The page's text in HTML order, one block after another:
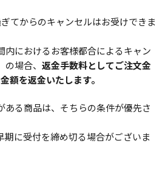
てからのキャンセルはお受けできま
内におけるお客様都合によるキャン
場合、 返金手数料としてご注文金
額を返金いたします。
る商品は、そちらの条件が優先さ
に受付を締め切る場合がございま